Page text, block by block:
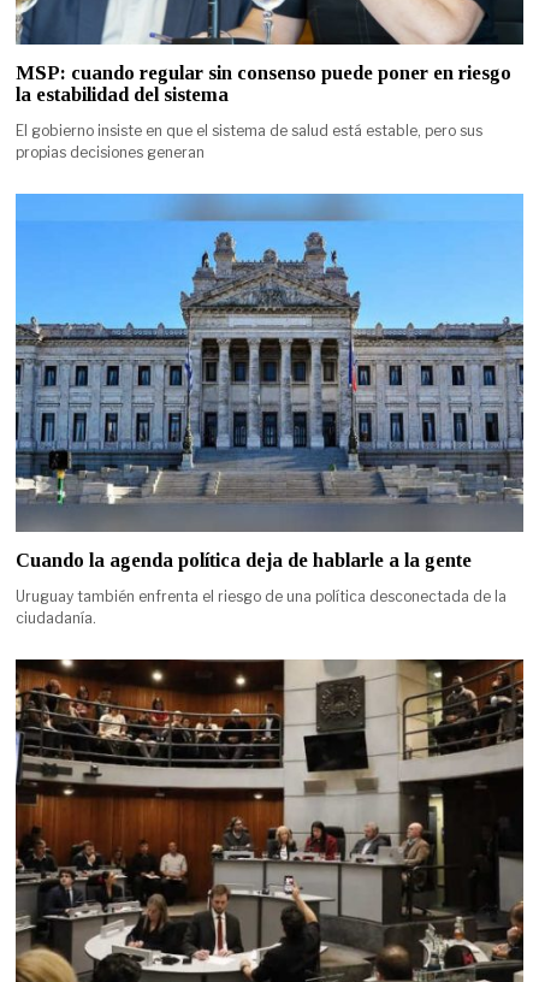
MSP: cuando regular sin consenso puede poner en riesgo
la estabilidad del sistema
El gobierno insiste en que el sistema de salud está estable, pero sus
propias decisiones generan
Cuando la agenda política deja de hablarle a la gente
Uruguay también enfrenta el riesgo de una política desconectada de la
ciudadanía.